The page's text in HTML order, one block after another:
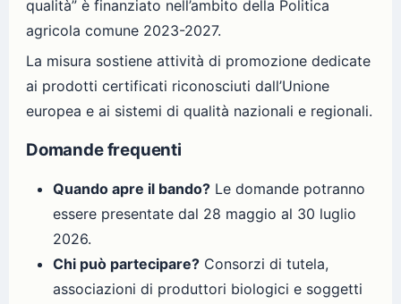
qualità” è finanziato nell’ambito della Politica
agricola comune 2023-2027.
La misura sostiene attività di promozione dedicate
ai prodotti certificati riconosciuti dall’Unione
europea e ai sistemi di qualità nazionali e regionali.
Domande frequenti
Quando apre il bando? Le domande potranno
essere presentate dal 28 maggio al 30 luglio
2026.
Chi può partecipare? Consorzi di tutela,
associazioni di produttori biologici e soggetti